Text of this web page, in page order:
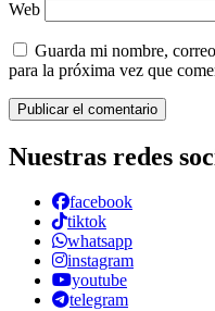
Web
Guarda mi nombre,
para la próxima vez que
Nuestras redes
facebook
tiktok
whatsapp
instagram
youtube
telegram